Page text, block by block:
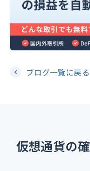
ブログ一覧に戻る
仮想通貨の